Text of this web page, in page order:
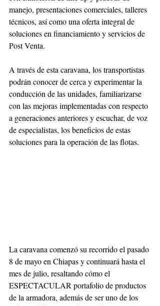
manejo, presentaciones comerciales, talleres
técnicos, así como una oferta integral de
soluciones en financiamiento y servicios de
Post Venta.
A través de esta caravana, los transportistas
podrán conocer de cerca y experimentar la
conducción de las unidades, familiarizarse
con las mejoras implementadas con respecto
a generaciones anteriores y escuchar, de voz
de especialistas, los beneficios de estas
soluciones para la operación de las flotas.
La caravana comenzó su recorrido el pasado
8 de mayo en Chiapas y continuará hasta el
mes de julio, resaltando cómo el
ESPECTACULAR portafolio de productos
de la armadora, además de ser uno de los